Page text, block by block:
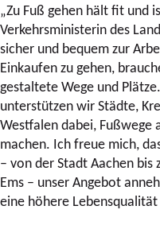
„Zu Fuß gehen hält fit und
Verkehrsministerin des
sicher und bequem zur
Einkaufen zu gehen,
gestaltete Wege und
unterstützen wir Städte,
Westfalen dabei, Fußwege
machen. Ich freue mich,
– von der Stadt Aachen
Ems – unser Angebot
eine höhere